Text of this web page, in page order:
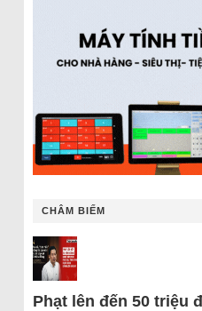
CHÂM BIẾM
Phạt lên đến 50 triệu